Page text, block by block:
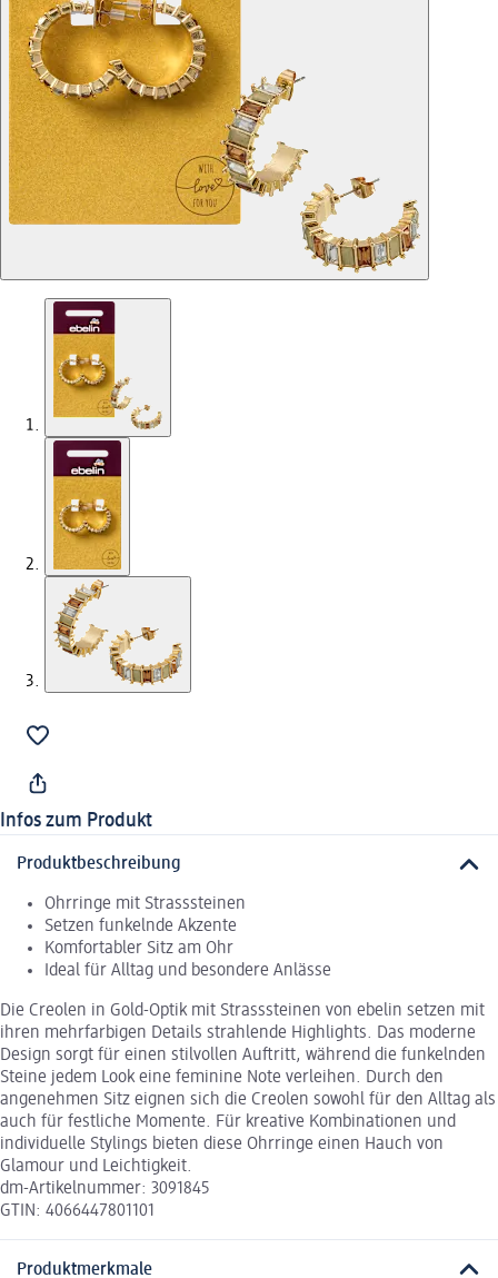
Infos zum Produkt
Produktbeschreibung
Ohrringe mit Strasssteinen
Setzen funkelnde Akzente
Komfortabler Sitz am Ohr
Ideal für Alltag und besondere Anlässe
Die Creolen in Gold-Optik mit Strasssteinen von ebelin setzen mit
ihren mehrfarbigen Details strahlende Highlights. Das moderne
Design sorgt für einen stilvollen Auftritt, während die funkelnden
Steine jedem Look eine feminine Note verleihen. Durch den
angenehmen Sitz eignen sich die Creolen sowohl für den Alltag als
auch für festliche Momente. Für kreative Kombinationen und
individuelle Stylings bieten diese Ohrringe einen Hauch von
Glamour und Leichtigkeit.
dm-Artikelnummer: 3091845
GTIN: 4066447801101
Produktmerkmale